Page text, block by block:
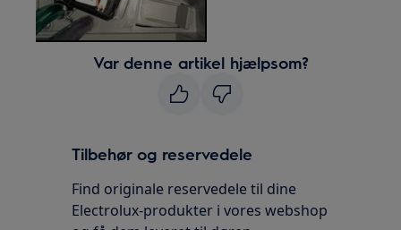
Var denne artikel hjælpsom?
Tilbehør og reservedele
Find originale reservedele til dine
Electrolux-produkter i vores webshop